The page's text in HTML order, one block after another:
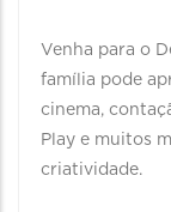
Venha para o
família pode
cinema,
Play e muitos
criatividade.